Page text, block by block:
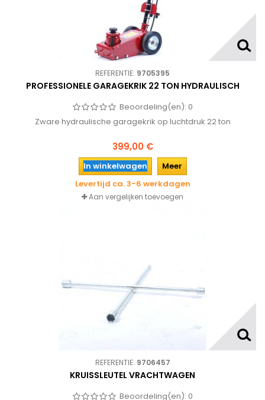
REFERENTIE: 9705395
PROFESSIONELE GARAGEKRIK 22 TON HYDRAULISCH
Beoordeling(en): 0
Zware hydraulische garagekrik op luchtdruk 22 ton
399,00 €
In winkelwagen
Meer
Levertijd ca. 3-6 werkdagen
Aan vergelijken toevoegen
REFERENTIE: 9706457
KRUISSLEUTEL VRACHTWAGEN
Beoordeling(en): 0